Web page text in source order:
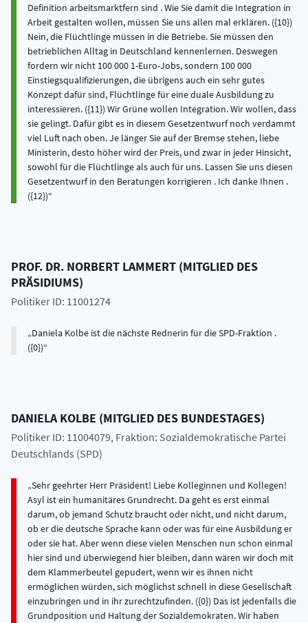
Definition arbeitsmarktfern sind . Wie Sie damit die Integration in
Arbeit gestalten wollen, müssen Sie uns allen mal erklären. ({10})
Nein, die Flüchtlinge müssen in die Betriebe. Sie müssen den
betrieblichen Alltag in Deutschland kennenlernen. Deswegen
fordern wir nicht 100 000 1-Euro-Jobs, sondern 100 000
Einstiegsqualifizierungen, die übrigens auch ein sehr gutes
Konzept dafür sind, Flüchtlinge für eine duale Ausbildung zu
interessieren. ({11}) Wir Grüne wollen Integration. Wir wollen, dass
sie gelingt. Dafür gibt es in diesem Gesetzentwurf noch verdammt
viel Luft nach oben. Je länger Sie auf der Bremse stehen, liebe
Ministerin, desto höher wird der Preis, und zwar in jeder Hinsicht,
sowohl für die Flüchtlinge als auch für uns. Lassen Sie uns diesen
Gesetzentwurf in den Beratungen korrigieren . Ich danke Ihnen .
({12})
PROF. DR. NORBERT LAMMERT (MITGLIED DES
PRÄSIDIUMS)
Politiker ID: 11001274
Daniela Kolbe ist die nächste Rednerin für die SPD-Fraktion .
({0})
DANIELA KOLBE (MITGLIED DES BUNDESTAGES)
Politiker ID: 11004079, Fraktion: Sozialdemokratische Partei
Deutschlands (SPD)
Sehr geehrter Herr Präsident! Liebe Kolleginnen und Kollegen!
Asyl ist ein humanitäres Grundrecht. Da geht es erst einmal
darum, ob jemand Schutz braucht oder nicht, und nicht darum,
ob er die deutsche Sprache kann oder was für eine Ausbildung er
oder sie hat. Aber wenn diese vielen Menschen nun schon einmal
hier sind und überwiegend hier bleiben, dann wären wir doch mit
dem Klammerbeutel gepudert, wenn wir es ihnen nicht
ermöglichen würden, sich möglichst schnell in diese Gesellschaft
einzubringen und in ihr zurechtzufinden. ({0}) Das ist jedenfalls die
Grundposition und Haltung der Sozialdemokraten. Wir haben